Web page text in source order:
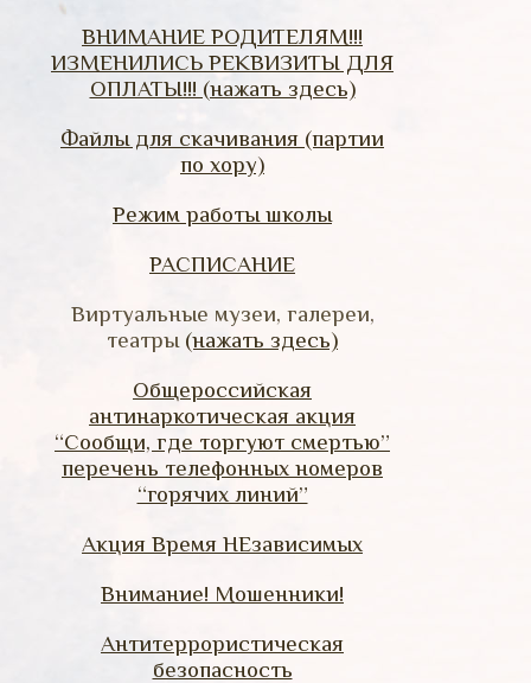
ВНИМАНИЕ РОДИТЕЛЯМ!!!
ИЗМЕНИЛИСЬ РЕКВИЗИТЫ ДЛЯ
ОПЛАТЫ!!! (нажать здесь)
Файлы для скачивания (партии
по хору)
Режим работы школы
РАСПИСАНИЕ
Виртуальные музеи, галереи,
театры (нажать здесь)
Общероссийская
антинаркотическая акция
“Сообщи, где торгуют смертью”
перечень телефонных номеров
“горячих линий”
Акция Время НЕзависимых
Внимание! Мошенники!
Антитеррористическая
безопасность